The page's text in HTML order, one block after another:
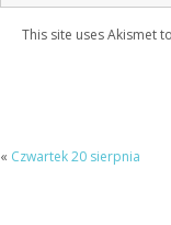
This site uses Akismet
« Czwartek 20 sierpnia